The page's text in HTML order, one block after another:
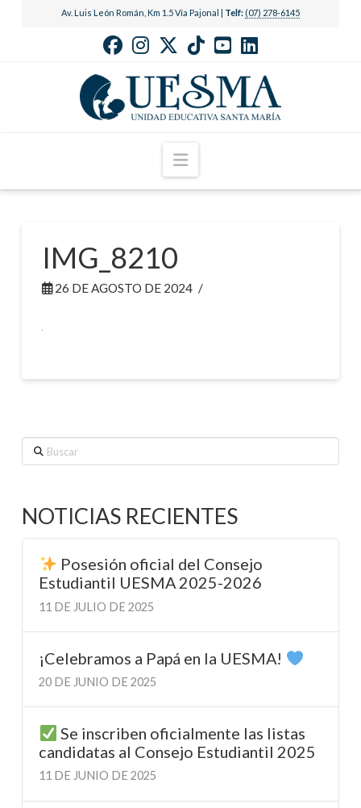
Av. Luis León Román, Km 1.5 Vía Pajonal | Telf: (07) 278-6145
Navigation
IMG_8210
26 DE AGOSTO DE 2024
Buscar
NOTICIAS RECIENTES
Posesión oficial del Consejo
Estudiantil UESMA 2025-2026
11 DE JULIO DE 2025
¡Celebramos a Papá en la UESMA!
20 DE JUNIO DE 2025
Se inscriben oficialmente las listas
candidatas al Consejo Estudiantil 2025
11 DE JUNIO DE 2025